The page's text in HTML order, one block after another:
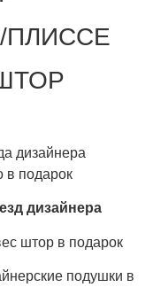
дизайнера
в подарок
дизайнера
штор в подарок
подушки в